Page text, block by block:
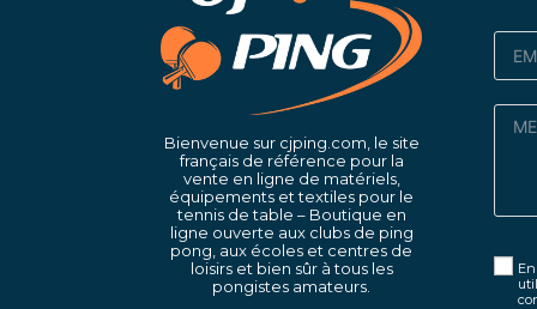
Bienvenue sur cjping.com, le site
français de référence pour la
vente en ligne de matériels,
équipements et textiles pour le
tennis de table – Boutique en
ligne ouverte aux clubs de ping
pong, aux écoles et centres de
loisirs et bien sûr à tous les
pongistes amateurs.